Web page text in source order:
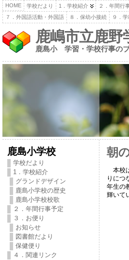
HOME 学校だより 1．学校紹介 ２．年間行
７．外国語活動・外国語
８．保幼小接続 ９．
鹿嶋市立鹿野
鹿島小 学習・学校行事の
鹿島小学校
学校だより
1．学校紹介
グランドデザイン
鹿島小学校の歴史
鹿島小学校校歌
２．年間行事予定
３．お便り
お知らせ
図書館だより
保健便り
４．関連リンク
朝
本校
りにつ
年生の
輝いて